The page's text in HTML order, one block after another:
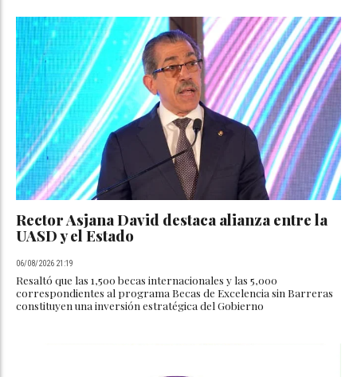
Rector Asjana David destaca alianza entre la
UASD y el Estado
06/08/2026 21:19
Resaltó que las 1,500 becas internacionales y las 5,000
correspondientes al programa Becas de Excelencia sin Barreras
constituyen una inversión estratégica del Gobierno